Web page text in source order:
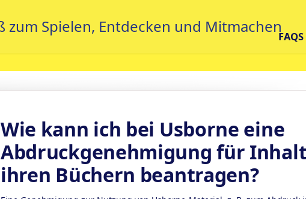
Wie kann ich bei Usborne eine
Abdruckgenehmigung für
ihren Büchern beantragen?